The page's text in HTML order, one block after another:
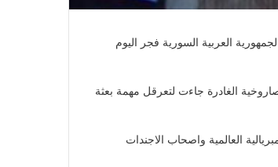
العربية السورية فجر اليوم
الشرسة منذ اكثر من 6 سنوات،فانها تري ان هذه الضربات الصاروخية الغادرة جاءت لتعرقل مهمة بعثة
العالمية واصحاب الاجندات
ومجلس الوزراء والنواب
العامة يهنؤن الصحفيين
السودانية بالإفراج
الله